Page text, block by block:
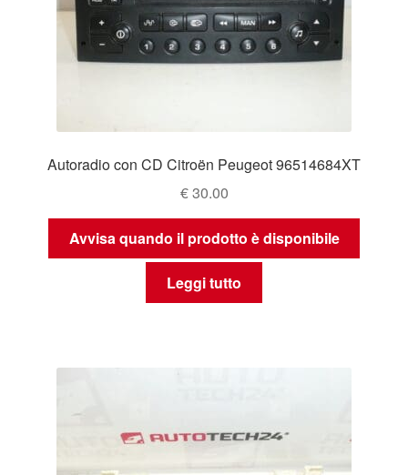
Autoradio con CD Citroën Peugeot 96514684XT
€30.00
Avvisa quando il prodotto è disponibile
Leggi tutto